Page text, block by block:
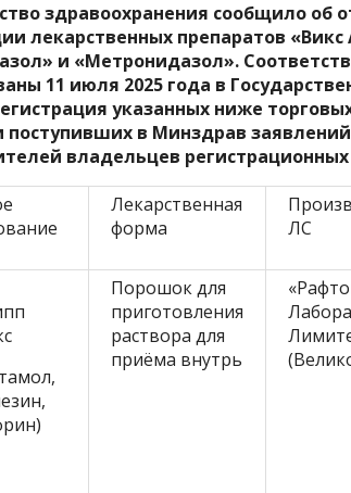
здравоохранения сообщило об
лекарственных препаратов «Викс
» и «Метронидазол».
11 июля 2025 года в
указанных ниже
поступивших в Минздрав
владельцев
Лекарственная
форма
ЛС
Порошок для
приготовления
раствора для
приёма внутрь